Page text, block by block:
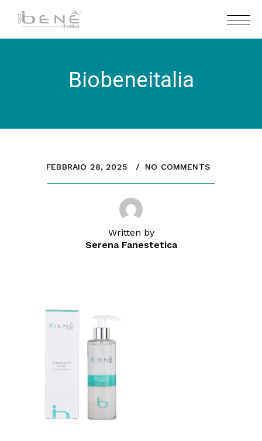
Biobeneitalia
FEBBRAIO 28, 2025 NO COMMENTS
Written by
Serena Fanestetica